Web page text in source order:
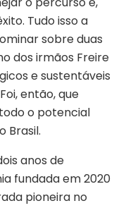
Tudo isso a
sobre duas
dos irmãos Freire
e sustentáveis
então, que
o potencial
Brasil.
anos de
fundada em 2020
pioneira no